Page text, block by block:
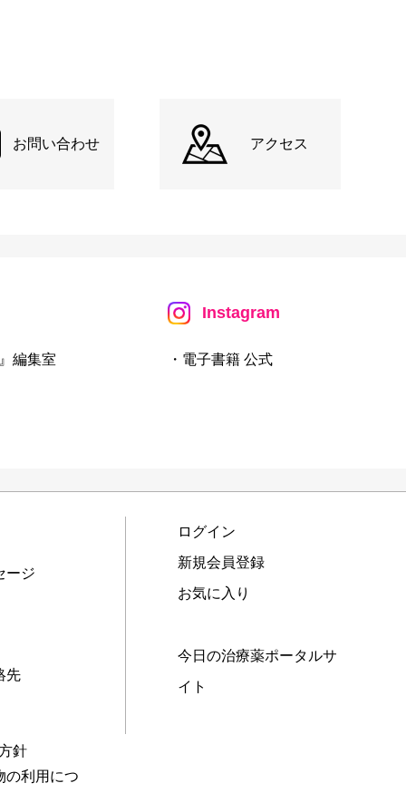
お問い合わせ アクセス
編集室
Instagram
・電子書籍 公式
ージ
先
針
の利用につ
ログイン
新規会員登録
お気に入り
今日の治療薬ポータルサ
イト